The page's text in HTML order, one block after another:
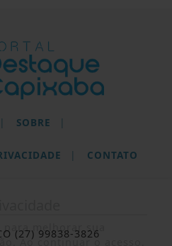
| SOBRE |
| CONTATO
(27) 99838-3826
melhorar sua
Ao continuar o acesso,